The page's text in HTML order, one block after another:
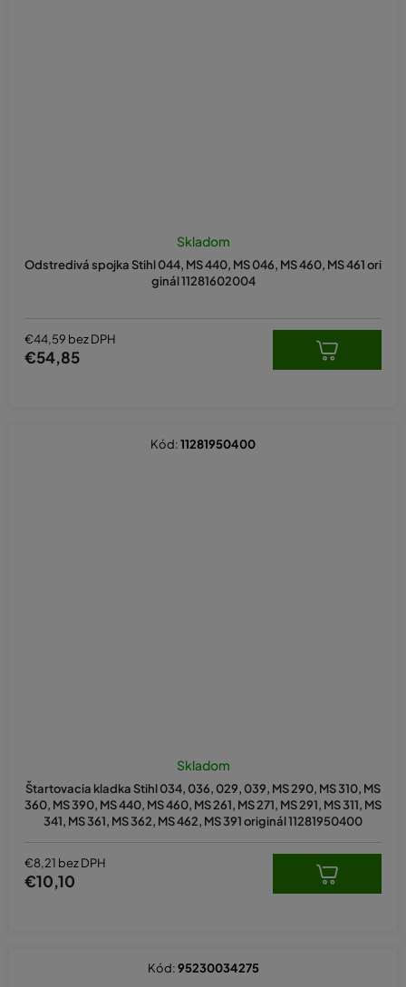
Odstredivá spojka Stihl 044, MS 440, MS 046, MS 460, MS 461 ori
ginál 11281602004
Skladom
€44,59 bez DPH
€54,85
Štartovacia kladka Stihl 034, 036, 029, 039, MS 290, MS 310, MS
360, MS 390, MS 440, MS 460, MS 261, MS 271, MS 291, MS 311, MS
341, MS 361, MS 362, MS 462, MS 391 originál 11281950400
Skladom
€8,21 bez DPH
€10,10
Kód:11281950400
Kód:95230034275